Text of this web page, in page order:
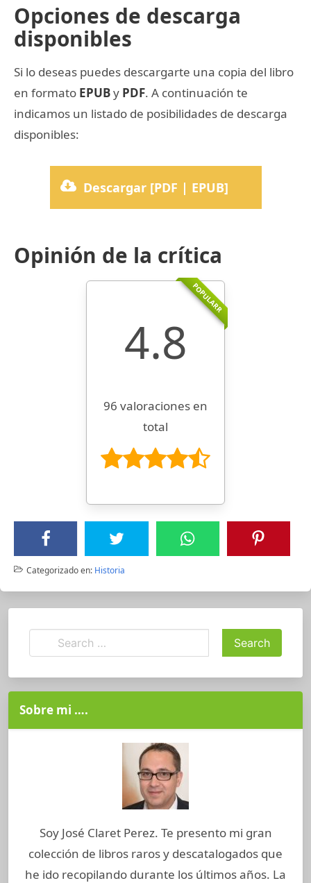
Opciones de descarga
disponibles
Si lo deseas puedes descargarte una copia del libro
en formato EPUBy PDF. A continuación te
indicamos un listado de posibilidades de descarga
disponibles:
Descargar [PDF | EPUB]
Opinión de la crítica
POPULARR
4.8
96 valoraciones en
total
Categorizado en: Historia
Sobre mi ….
Soy José Claret Perez. Te presento mi gran
colección de libros raros y descatalogados que
he ido recopilando durante los últimos años. La